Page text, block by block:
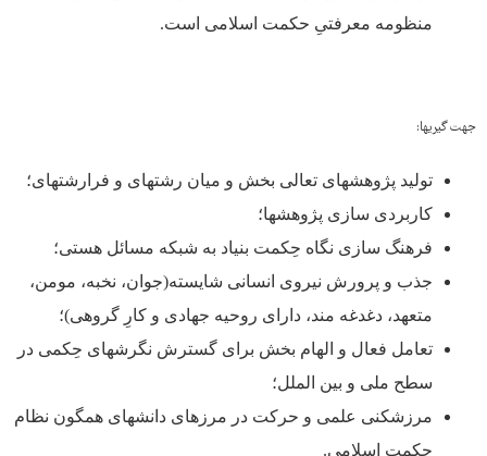
منظومه معرفتیِ حکمت اسلامی است.
جهت گیری­ها:
تولید پژوهش­های تعالی بخش و میان رشته­ای و فرارشته­ای؛
کاربردی سازی پژوهش­ها؛
فرهنگ سازی نگاه حِکمت بنیاد به شبکه مسائل هستی؛
جذب و پرورش نیروی انسانی شایسته(جوان، نخبه، مومن،
متعهد، دغدغه مند، دارای روحیه جهادی و کارِ گروهی)؛
تعامل فعال و الهام بخش برای گسترش نگرش­های حِکمی در
سطح ملی و بین الملل؛
مرزشکنی علمی و حرکت در مرزهای دانش­های همگون نظام
حکمت اسلامی.